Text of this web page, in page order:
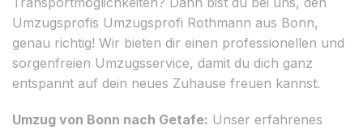
Umzugsprofis Umzugsprofi Rothmann aus Bonn,
genau richtig! Wir bieten dir einen professionellen und
sorgenfreien Umzugsservice, damit du dich ganz
entspannt auf dein neues Zuhause freuen kannst.
Umzug von Bonn nach Getafe: Unser erfahrenes